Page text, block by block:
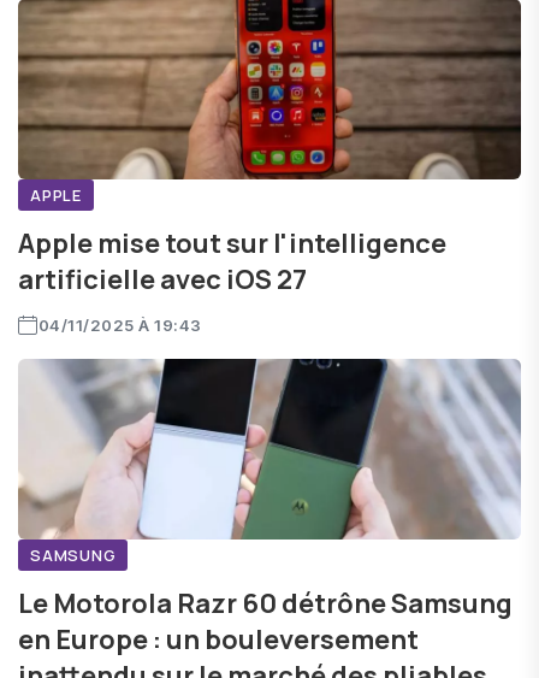
APPLE
Apple mise tout sur l'intelligence
artificielle avec iOS 27
04/11/2025 À 19:43
SAMSUNG
Le Motorola Razr 60 détrône Samsung
en Europe : un bouleversement